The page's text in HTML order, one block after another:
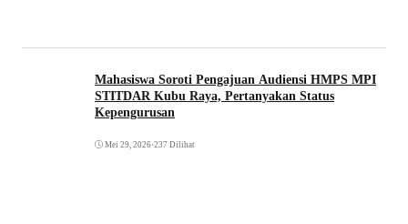
Mahasiswa Soroti Pengajuan Audiensi HMPS MPI
STITDAR Kubu Raya, Pertanyakan Status
Kepengurusan
Mei 29, 2026•237 Dilihat